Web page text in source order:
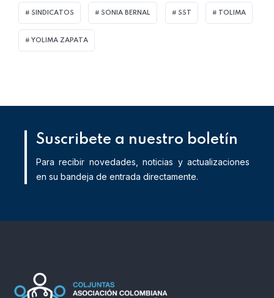
SINDICATOS SONIA BERNAL SST TOLIMA
YOLIMA ZAPATA
Suscribete a nuestro boletín
Para recibir novedades, noticias y actualizaciones
en su bandeja de entrada directamente.